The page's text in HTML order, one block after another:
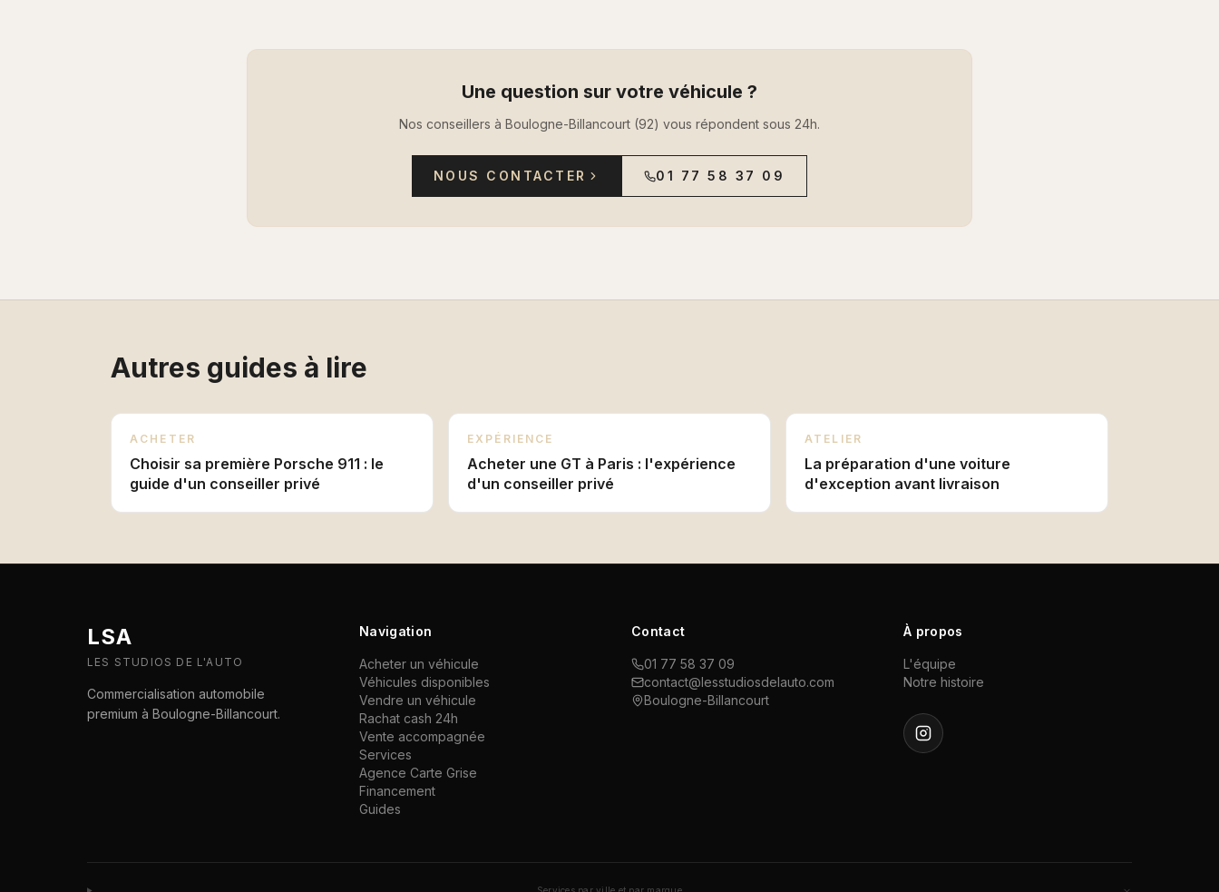
Une question sur votre véhicule ?
Nos conseillers à Boulogne-Billancourt (92) vous répondent sous 24h.
NOUS CONTACTER 01 77 58 37 09
Autres guides à lire
ACHETER
Choisir sa première Porsche 911 : le
guide d'un conseiller privé
EXPÉRIENCE
Acheter une GT à Paris : l'expérience
d'un conseiller privé
ATELIER
La préparation d'une voiture
d'exception avant livraison
LSA
LES STUDIOS DE L'AUTO
Commercialisation automobile
premium à Boulogne-Billancourt.
Navigation
Acheter un véhicule
Véhicules disponibles
Vendre un véhicule
Rachat cash 24h
Vente accompagnée
Services
Agence Carte Grise
Financement
Guides
Contact
01 77 58 37 09
contact@lesstudiosdelauto.com
Boulogne-Billancourt
À propos
L'équipe
Notre histoire